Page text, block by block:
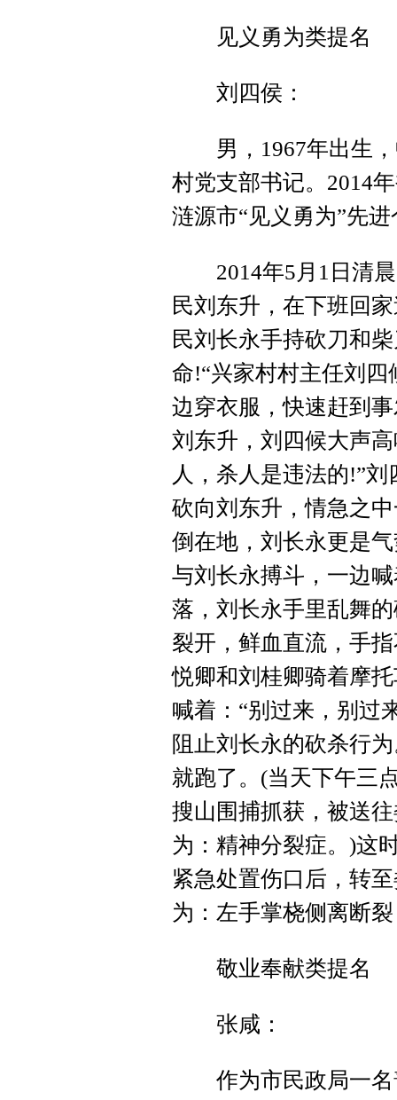
见义勇为类提名
刘四侯：
男，1967年出生，
村党支部书记。2014
涟源市“见义勇为”先
2014年5月1日清晨
民刘东升，在下班回
民刘长永手持砍刀和
命!“兴家村村主任刘
边穿衣服，快速赶到
刘东升，刘四候大声
人，杀人是违法的!”
砍向刘东升，情急之
倒在地，刘长永更是
与刘长永搏斗，一边
落，刘长永手里乱舞
裂开，鲜血直流，手
悦卿和刘桂卿骑着摩
喊着：“别过来，别过
阻止刘长永的砍杀行
就跑了。(当天下午三
搜山围捕抓获，被送
为：精神分裂症。)这
紧急处置伤口后，转
为：左手掌桡侧离断
敬业奉献类提名
张咸：
作为市民政局一名